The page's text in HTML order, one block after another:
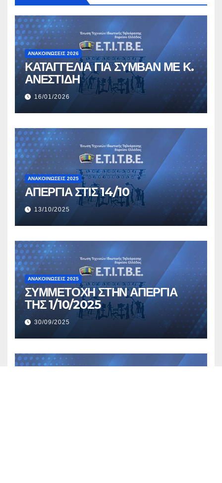
ΑΝΑΚΟΙΝΏΣΕΙΣ 2026
ΚΑΤΑΓΓΕΛΙΑ ΓΙΑ ΣΥΜΒΑΝ ΜΕ Κ.
ΑΝΕΣΤΙΔΗ
16/01/2026
ΑΝΑΚΟΙΝΏΣΕΙΣ 2025
ΑΠΕΡΓΙΑ ΣΤΙΣ 14/10
13/10/2025
ΑΝΑΚΟΙΝΏΣΕΙΣ 2025
ΣΥΜΜΕΤΟΧΗ ΣΤΗΝ ΑΠΕΡΓΙΑ
ΤΗΣ 1/10/2025
30/09/2025